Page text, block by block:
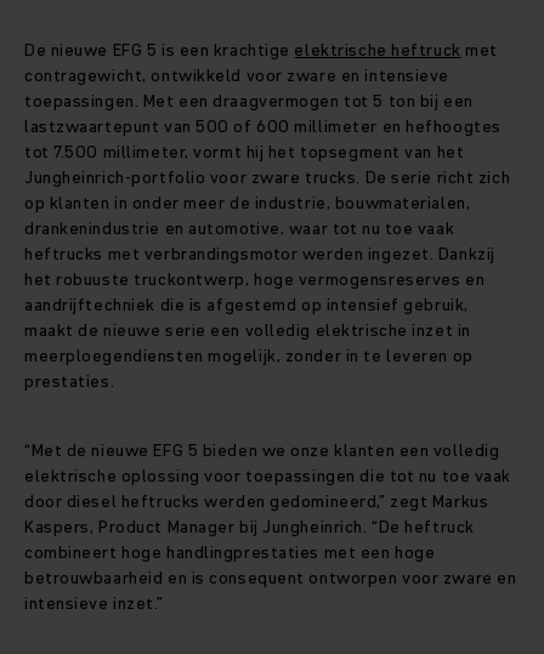
De nieuwe EFG 5 is een krachtige elektrische heftruck met
contragewicht, ontwikkeld voor zware en intensieve
toepassingen. Met een draagvermogen tot 5 ton bij een
lastzwaartepunt van 500 of 600 millimeter en hefhoogtes
tot 7.500 millimeter, vormt hij het topsegment van het
Jungheinrich‑portfolio voor zware trucks. De serie richt zich
op klanten in onder meer de industrie, bouwmaterialen,
drankenindustrie en automotive, waar tot nu toe vaak
heftrucks met verbrandingsmotor werden ingezet. Dankzij
het robuuste truckontwerp, hoge vermogensreserves en
aandrijftechniek die is afgestemd op intensief gebruik,
maakt de nieuwe serie een volledig elektrische inzet in
meerploegendiensten mogelijk, zonder in te leveren op
prestaties.
“Met de nieuwe EFG 5 bieden we onze klanten een volledig
elektrische oplossing voor toepassingen die tot nu toe vaak
door diesel heftrucks werden gedomineerd,” zegt Markus
Kaspers, Product Manager bij Jungheinrich. “De heftruck
combineert hoge handlingprestaties met een hoge
betrouwbaarheid en is consequent ontworpen voor zware en
intensieve inzet.”